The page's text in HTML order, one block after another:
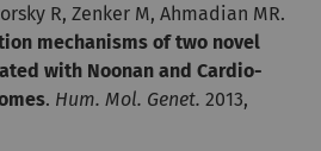
R, Zenker M, Ahmadian MR.
mechanisms of two novel
with Noonan and Cardio-
. Hum. Mol. Genet. 2013,